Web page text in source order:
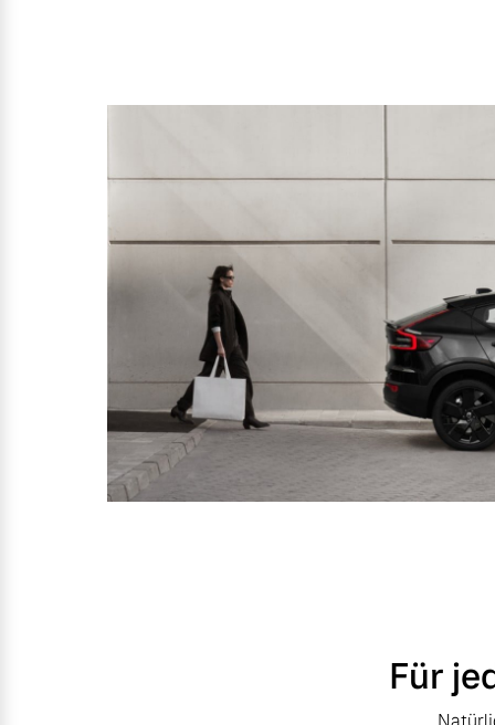
Für